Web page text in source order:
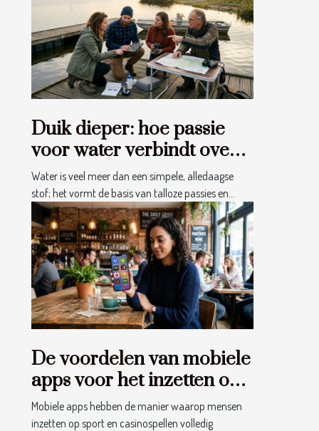
Duik dieper: hoe passie
voor water verbindt over
disciplines heen
Water is veel meer dan een simpele, alledaagse
stof; het vormt de basis van talloze passies en...
De voordelen van mobiele
apps voor het inzetten op
sport en casinospellen
Mobiele apps hebben de manier waarop mensen
inzetten op sport en casinospellen volledig